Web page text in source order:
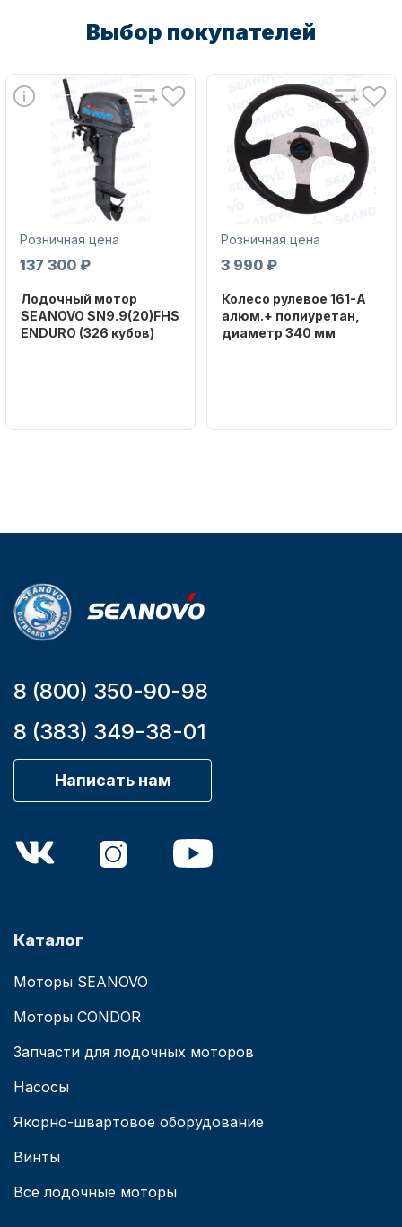
Аксессуары для лодок и
Подобрать запчасти для
лодочных моторов
Выбор покупателей
Розничная цена
137 300 ₽
Лодочный мотор
SEANOVO SN9.9(20)FHS
ENDURO (326 кубов)
Розничная цена
3 990 ₽
Колесо рулевое 161-A
алюм.+ полиуретан,
диаметр 340 мм
8 (800) 350-90-98
8 (383) 349-38-01
Написать нам
Каталог
Моторы SEANOVO
Моторы CONDOR
Запчасти для лодочных моторов
Насосы
Якорно-швартовое оборудование
Винты
Все лодочные моторы